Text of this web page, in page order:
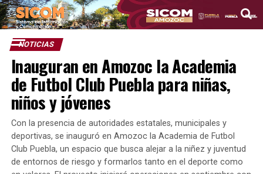
NOTICIAS
Inauguran en Amozoc la Academia
de Futbol Club Puebla para niñas,
niños y jóvenes
Con la presencia de autoridades estatales, municipales y
deportivas, se inauguró en Amozoc la Academia de Futbol
Club Puebla, un espacio que busca alejar a la niñez y juventud
de entornos de riesgo y formarlos tanto en el deporte como